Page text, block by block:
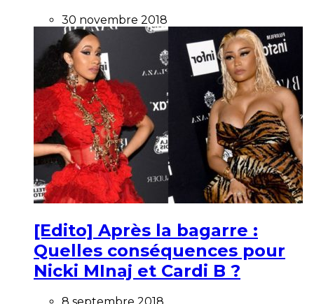
30 novembre 2018
[Edito] Après la bagarre :
Quelles conséquences pour
Nicki MInaj et Cardi B ?
8 septembre 2018